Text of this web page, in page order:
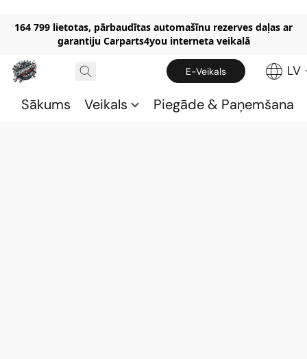
164 799 lietotas, pārbaudītas automašīnu rezerves daļas ar
garantiju Carparts4you interneta veikalā
E-Veikals LV
Sākums Veikals Piegāde & Paņemšana